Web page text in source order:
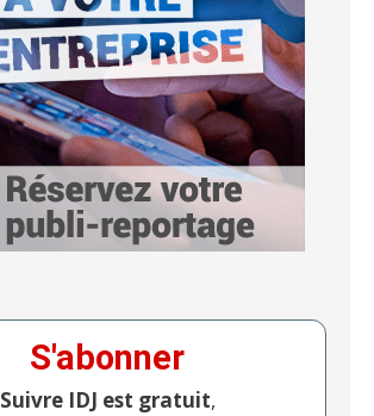
S'abonner
Suivre IDJ est gratuit,